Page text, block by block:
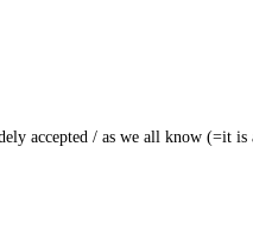
/ as we all know (=it is